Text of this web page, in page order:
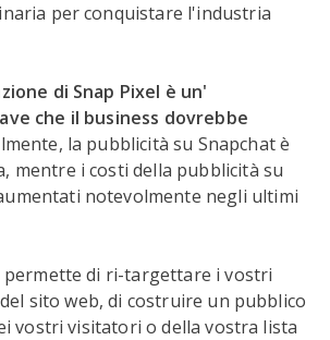
per conquistare l'industria
di Snap Pixel è un'
che il business dovrebbe
la pubblicità su Snapchat è
mentre i costi della pubblicità su
notevolmente negli ultimi
permette di ri-targettare i vostri
sito web, di costruire un pubblico
vostri visitatori o della vostra lista